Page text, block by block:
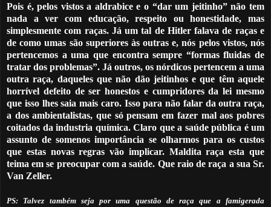
Pois é, pelos vistos a aldrabice e o “dar um jeitinho” não tem
nada a ver com educação, respeito ou honestidade, mas
simplesmente com raças. Já um tal de Hitler falava de raças e
de como umas são superiores às outras e, nós pelos vistos, nós
pertencemos a uma que encontra sempre “formas fluidas de
tratar dos problemas”. Já outros, os nórdicos pertencem a uma
outra raça, daqueles que não dão jeitinhos e que têm aquele
horrível defeito de ser honestos e cumpridores da lei mesmo
que isso lhes saia mais caro. Isso para não falar da outra raça,
a dos ambientalistas, que só pensam em fazer mal aos pobres
coitados da industria química. Claro que a saúde pública é um
assunto de somenos importância se olharmos para os custos
que estas novas regras vão implicar. Maldita raça esta que
teima em se preocupar com a saúde. Que raio de raça a sua Sr.
Van Zeller.
PS: Talvez também seja por uma questão de raça que a famigerada